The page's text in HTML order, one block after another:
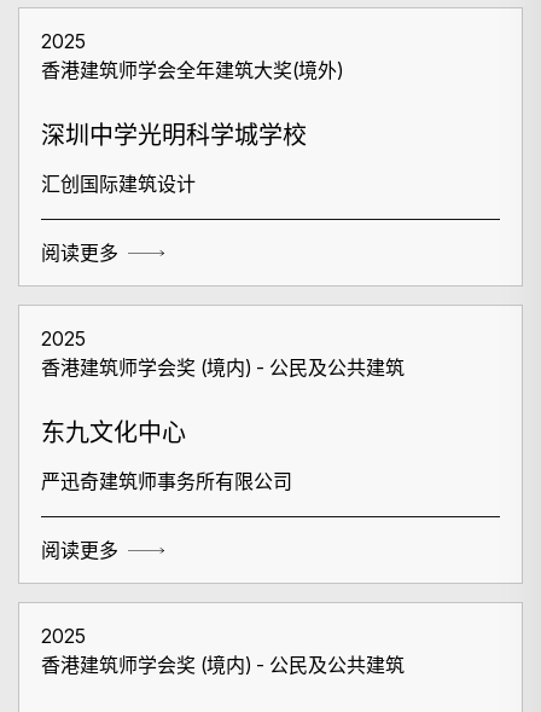
2025
香港建筑师学会全年建筑大奖(境外)
深圳中学光明科学城学校
汇创国际建筑设计
阅读更多
2025
香港建筑师学会奖 (境内) - 公民及公共建筑
东九文化中心
严迅奇建筑师事务所有限公司
阅读更多
2025
香港建筑师学会奖 (境内) - 公民及公共建筑